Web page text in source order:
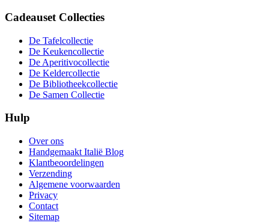
Cadeauset Collecties
De Tafelcollectie
De Keukencollectie
De Aperitivocollectie
De Keldercollectie
De Bibliotheekcollectie
De Samen Collectie
Hulp
Over ons
Handgemaakt Italië Blog
Klantbeoordelingen
Verzending
Algemene voorwaarden
Privacy
Contact
Sitemap